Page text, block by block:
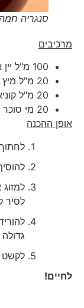
סנגריה חמה
מרכיבים
100 מ"ל יין אדום
20 מ"ל מיץ תפוזים
20 מ"ל קוניאק רמי מרטן VSOP
20 מי סוכר
אופן ההכנה
לחתוך
להוסיף
למזוג
לסיר
להוריד
גדולה
לקשט
לחיים!